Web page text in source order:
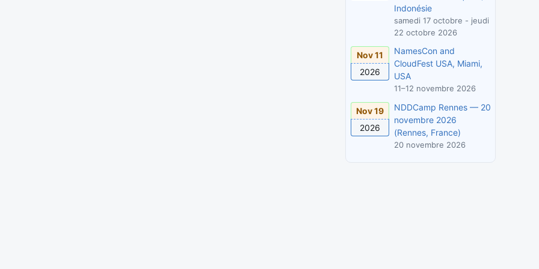
Indonésie
samedi 17 octobre - jeudi
22 octobre 2026
Nov 11
2026
NamesCon and
CloudFest USA, Miami,
USA
11–12 novembre 2026
Nov 19
2026
NDDCamp Rennes — 20
novembre 2026
(Rennes, France)
20 novembre 2026